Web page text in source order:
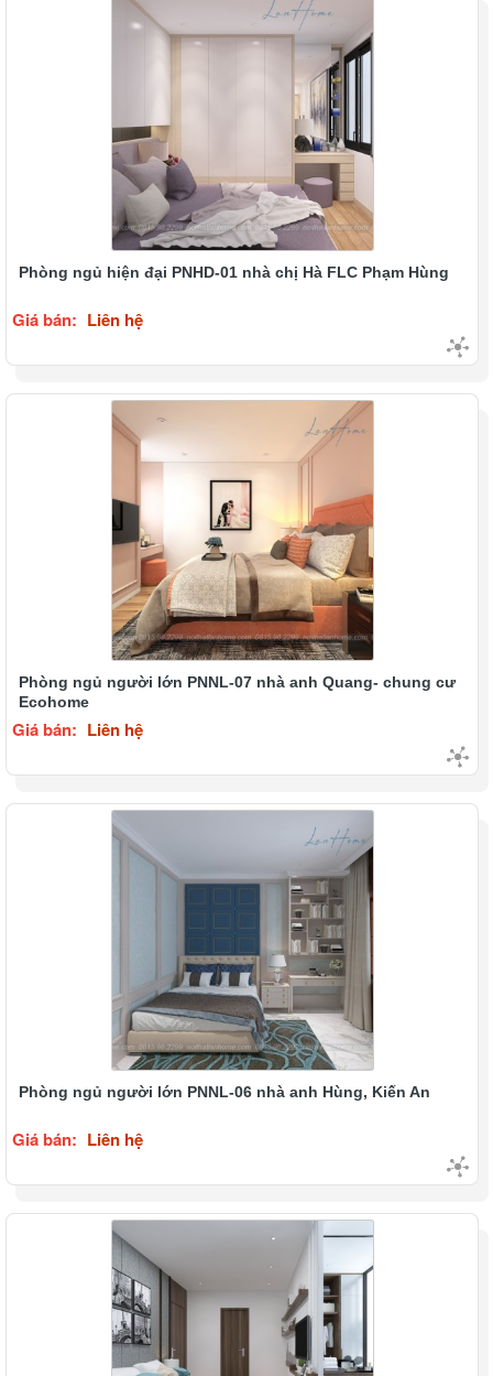
Phòng ngủ hiện đại PNHD-01 nhà chị Hà FLC Phạm Hùng
Giá bán: Liên hệ
Phòng ngủ người lớn PNNL-07 nhà anh Quang- chung cư
Ecohome
Giá bán: Liên hệ
Phòng ngủ người lớn PNNL-06 nhà anh Hùng, Kiến An
Giá bán: Liên hệ